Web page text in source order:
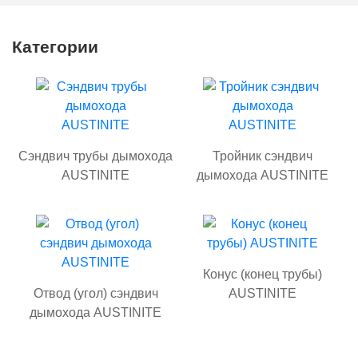
Категории
Сэндвич трубы дымохода
AUSTINITE
Тройник сэндвич
дымохода AUSTINITE
Отвод (угол) сэндвич
дымохода AUSTINITE
Конус (конец трубы)
AUSTINITE